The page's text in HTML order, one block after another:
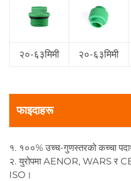
२०-६३मिमी २०-६३मिमी
फाइदाहरू
१. १००% उच्च-गुणस्तरको कच्चा
२. युरोपमा AENOR, WARS र CE
ISO।